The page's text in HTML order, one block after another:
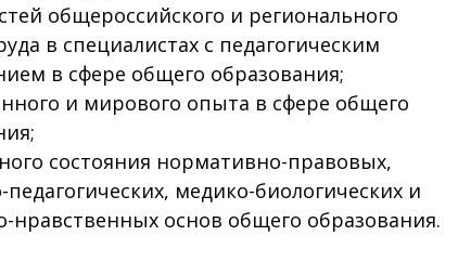
общероссийского и регионального
в специалистах с педагогическим
в сфере общего образования;
и мирового опыта в сфере общего
состояния нормативно-правовых,
педагогических, медико-биологических и
нравственных основ общего образования.